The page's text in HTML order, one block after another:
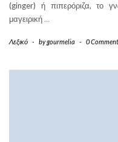
(ginger) ή πιπερόριζα, το
μαγειρική …
Λεξικό - bygourmelia - 0